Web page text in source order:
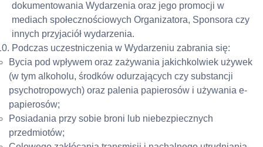
dokumentowania Wydarzenia oraz jego promocji w
mediach społecznościowych Organizatora, Sponsora czy
innych przyjaciół wydarzenia.
Podczas uczestniczenia w Wydarzeniu zabrania się:
Bycia pod wpływem oraz zażywania jakichkolwiek używek
(w tym alkoholu, środków odurzających czy substancji
psychotropowych) oraz palenia papierosów i używania e-
papierosów;
Posiadania przy sobie broni lub niebezpiecznych
przedmiotów;